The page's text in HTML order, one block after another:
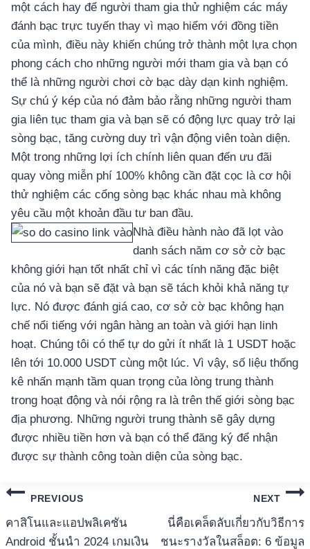
một cách hay để người tham gia thử nghiệm các máy
đánh bạc trực tuyến thay vì mạo hiểm với đồng tiền
của mình, điều này khiến chúng trở thành một lựa chọn
phong cách cho những người mới tham gia và bạn có
thể là những người chơi cờ bạc dày dạn kinh nghiệm.
Sự chú ý kép của nó đảm bảo rằng những người tham
gia liên tục tham gia và bạn sẽ có động lực quay trở lại
sòng bạc, tăng cường duy trì vận động viên toàn diện.
Một trong những lợi ích chính liên quan đến ưu đãi
quay vòng miễn phí 100% không cần đặt cọc là cơ hội
thử nghiệm các cổng sòng bạc khác nhau mà không
yêu cầu một khoản đầu tư ban đầu.
Nhà điều hành nào đã lọt vào
danh sách năm cơ sở cờ bạc
không giới hạn tốt nhất chỉ vì các tính năng đặc biệt
của nó và bạn sẽ đặt và bạn sẽ tách khỏi khả năng tự
lực. Nó được đánh giá cao, cơ sở cờ bạc không hạn
chế nổi tiếng với ngân hàng an toàn và giới hạn linh
hoạt. Chúng tôi có thể tự do gửi ít nhất là 1 USDT hoặc
lên tới 10.000 USDT cùng một lúc. Vì vậy, số liệu thống
kê nhấn mạnh tầm quan trọng của lòng trung thành
trong hoạt động và nói rộng ra là trên thế giới sòng bạc
địa phương. Những người trung thành sẽ gây dựng
được nhiều tiền hơn và bạn có thể đăng ký để nhận
được sự thành công toàn diện của sòng bạc.
แนะแนว
เรื่อง
PREVIOUS
คาสิโนและแอปพลิเคชัน
Android ชั้นนำ 2024 เกมเงิน
NEXT
นี่คือเคล็ดลับเกี่ยวกับวิธีการ
ชนะรางวัลในสล็อต: 6 ข้อมูล